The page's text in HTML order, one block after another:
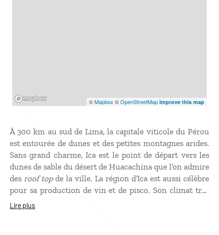
©Mapbox ©OpenStreetMap Improve this map
À 300 km au sud de Lima, la capitale viticole du Pérou
est entourée de dunes et des petites montagnes arides.
Sans grand charme, Ica est le point de départ vers les
dunes de sable du désert de Huacachina que l’on admire
des roof topde la ville. La région d’Ica est aussi célèbre
pour sa production de vin et de pisco. Son climat très
sec et son système de canaux d’irrigation sont en effet
Lire plus